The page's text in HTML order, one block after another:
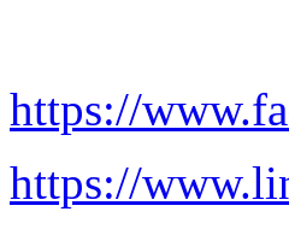
https://
https://